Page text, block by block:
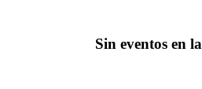
Sin eventos en